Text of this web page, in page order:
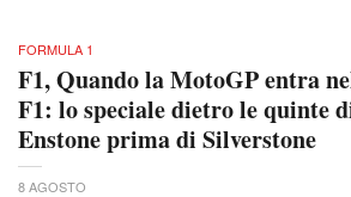
FORMULA 1
F1, Quando la MotoGP entra
F1: lo speciale dietro le quinte
Enstone prima di Silverstone
8 AGOSTO